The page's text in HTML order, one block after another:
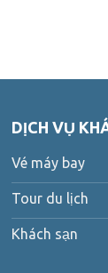
DỊCH VỤ
Vé máy bay
Tour du lịch
Khách sạn